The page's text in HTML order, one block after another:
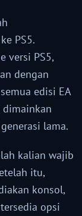
PS5.
versi PS5,
dengan
edisi EA
dimainkan
lama.
kalian wajib
itu,
konsol,
opsi